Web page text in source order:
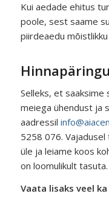
Kui aedade ehitus
poole, sest saame
piirdeaedu mõistlikku
Selleks, et saaksime
meiega ühendust ja
aadressil
5258 076.
üle ja leiame koos
on loomulikult tasuta.
Vaata lisaks veel